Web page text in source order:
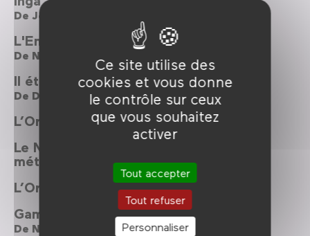
Ce site utilise des
cookies et vous donne
le contrôle sur ceux
que vous souhaitez
activer
Tout accepter
Tout refuser
Personnaliser
De Joe Sarno
L'Empire des sens
De Nagisa Oshima
Il était une fois... L'Empire des sens
De David Thompson
L’Origami : tout un art !
Le Noël de Komaneko et autres courts
métrages
L’Origami : tout un art !
Gamera, le monstre géant
De Noriaki Yuasa